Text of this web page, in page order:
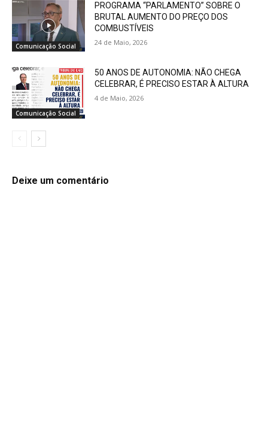
Comunicação Social
PROGRAMA “PARLAMENTO” SOBRE O
BRUTAL AUMENTO DO PREÇO DOS
COMBUSTÍVEIS
24 de Maio, 2026
Comunicação Social
50 ANOS DE AUTONOMIA: NÃO CHEGA
CELEBRAR, É PRECISO ESTAR À ALTURA
4 de Maio, 2026
Deixe um comentário